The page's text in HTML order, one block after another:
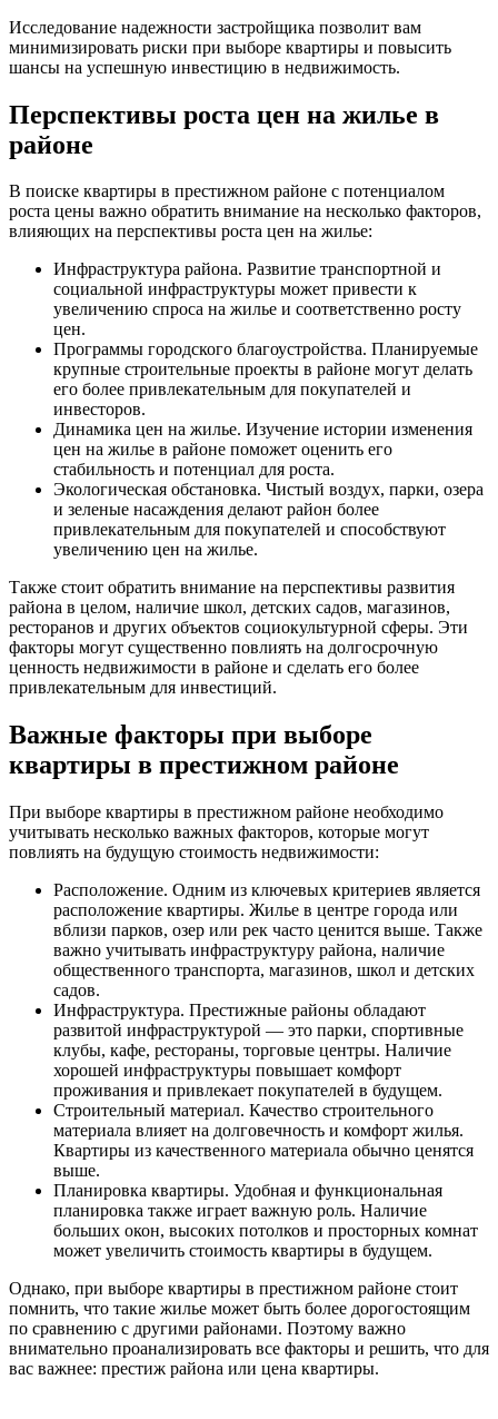
Исследование надежности застройщика позволит вам
минимизировать риски при выборе квартиры и повысить
шансы на успешную инвестицию в недвижимость.
Перспективы роста цен на жилье в
районе
В поиске квартиры в престижном районе с потенциалом
роста цены важно обратить внимание на несколько факторов,
влияющих на перспективы роста цен на жилье:
Инфраструктура района. Развитие транспортной и
социальной инфраструктуры может привести к
увеличению спроса на жилье и соответственно росту
цен.
Программы городского благоустройства. Планируемые
крупные строительные проекты в районе могут делать
его более привлекательным для покупателей и
инвесторов.
Динамика цен на жилье. Изучение истории изменения
цен на жилье в районе поможет оценить его
стабильность и потенциал для роста.
Экологическая обстановка. Чистый воздух, парки, озера
и зеленые насаждения делают район более
привлекательным для покупателей и способствуют
увеличению цен на жилье.
Также стоит обратить внимание на перспективы развития
района в целом, наличие школ, детских садов, магазинов,
ресторанов и других объектов социокультурной сферы. Эти
факторы могут существенно повлиять на долгосрочную
ценность недвижимости в районе и сделать его более
привлекательным для инвестиций.
Важные факторы при выборе
квартиры в престижном районе
При выборе квартиры в престижном районе необходимо
учитывать несколько важных факторов, которые могут
повлиять на будущую стоимость недвижимости:
Расположение. Одним из ключевых критериев является
расположение квартиры. Жилье в центре города или
вблизи парков, озер или рек часто ценится выше. Также
важно учитывать инфраструктуру района, наличие
общественного транспорта, магазинов, школ и детских
садов.
Инфраструктура. Престижные районы обладают
развитой инфраструктурой — это парки, спортивные
клубы, кафе, рестораны, торговые центры. Наличие
хорошей инфраструктуры повышает комфорт
проживания и привлекает покупателей в будущем.
Строительный материал. Качество строительного
материала влияет на долговечность и комфорт жилья.
Квартиры из качественного материала обычно ценятся
выше.
Планировка квартиры. Удобная и функциональная
планировка также играет важную роль. Наличие
больших окон, высоких потолков и просторных комнат
может увеличить стоимость квартиры в будущем.
Однако, при выборе квартиры в престижном районе стоит
помнить, что такие жилье может быть более дорогостоящим
по сравнению с другими районами. Поэтому важно
внимательно проанализировать все факторы и решить, что для
вас важнее: престиж района или цена квартиры.